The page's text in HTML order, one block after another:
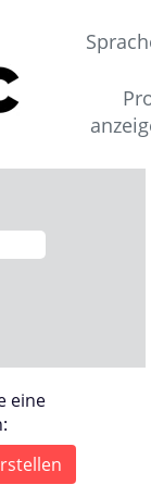
eine